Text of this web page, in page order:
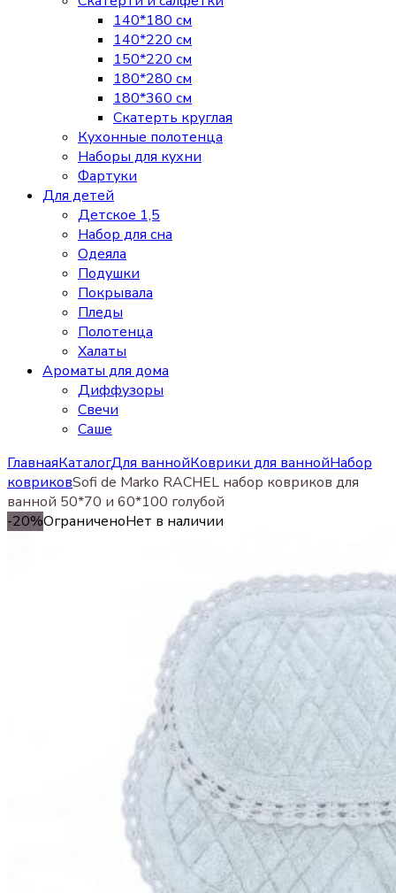
140*180 см
140*220 см
150*220 см
180*280 см
180*360 см
Скатерть круглая
Кухонные полотенца
Наборы для кухни
Фартуки
Для детей
Детское 1,5
Набор для сна
Одеяла
Подушки
Покрывала
Пледы
Полотенца
Халаты
Ароматы для дома
Диффузоры
Свечи
Cаше
ГлавнаяКаталогДля ваннойКоврики для ваннойНабор
ковриковSofi de Marko RACHEL набор ковриков для
ванной 50*70 и 60*100 голубой
-20%ОграниченоНет в наличии